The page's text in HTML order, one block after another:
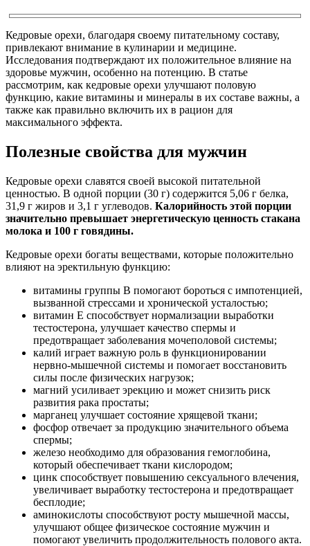
Кедровые орехи, благодаря своему питательному составу,
привлекают внимание в кулинарии и медицине.
Исследования подтверждают их положительное влияние на
здоровье мужчин, особенно на потенцию. В статье
рассмотрим, как кедровые орехи улучшают половую
функцию, какие витамины и минералы в их составе важны, а
также как правильно включить их в рацион для
максимального эффекта.
Полезные свойства для мужчин
Кедровые орехи славятся своей высокой питательной
ценностью. В одной порции (30 г) содержится 5,06 г белка,
31,9 г жиров и 3,1 г углеводов. Калорийность этой порции
значительно превышает энергетическую ценность стакана
молока и 100 г говядины.
Кедровые орехи богаты веществами, которые положительно
влияют на эректильную функцию:
витамины группы В помогают бороться с импотенцией,
вызванной стрессами и хронической усталостью;
витамин Е способствует нормализации выработки
тестостерона, улучшает качество спермы и
предотвращает заболевания мочеполовой системы;
калий играет важную роль в функционировании
нервно-мышечной системы и помогает восстановить
силы после физических нагрузок;
магний усиливает эрекцию и может снизить риск
развития рака простаты;
марганец улучшает состояние хрящевой ткани;
фосфор отвечает за продукцию значительного объема
спермы;
железо необходимо для образования гемоглобина,
который обеспечивает ткани кислородом;
цинк способствует повышению сексуального влечения,
увеличивает выработку тестостерона и предотвращает
бесплодие;
аминокислоты способствуют росту мышечной массы,
улучшают общее физическое состояние мужчин и
помогают увеличить продолжительность полового акта.